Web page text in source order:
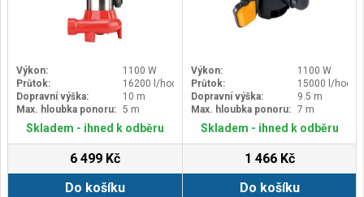
Výkon:
1100 W
Průtok:
16200 l/hod
Dopravní výška:
10 m
Max. hloubka ponoru: 5 m
Skladem - ihned k odběru
6 499 Kč
Do košíku
Výkon:
1100 W
Průtok:
15000 l/hod
Dopravní výška:
9.5 m
Max. hloubka ponoru: 7 m
Skladem - ihned k odběru
1 466 Kč
Do košíku